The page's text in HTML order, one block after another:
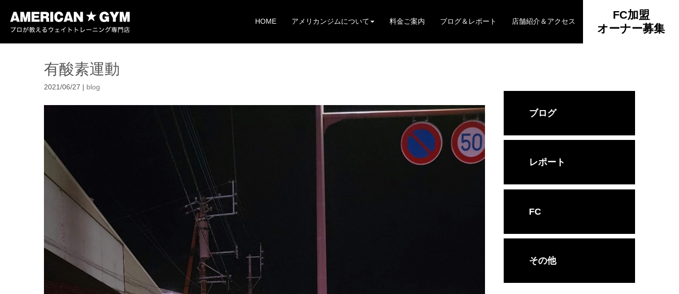
HOME アメリカンジムについて 料金ご案内 ブログ＆レポート 店舗紹介＆アクセス
FC加盟
オーナー募集
有酸素運動
2021/06/27 blog
ブログ
レポート
FC
その他